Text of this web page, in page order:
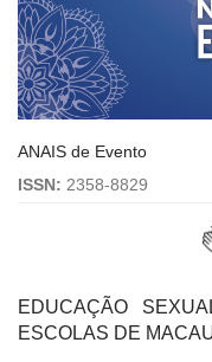
ANAIS de Evento
ISSN: 2358-8829
EDUCAÇÃO
ESCOLAS DE